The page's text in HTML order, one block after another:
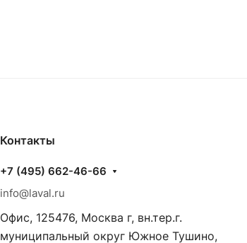
Контакты
+7 (495) 662-46-66
info@laval.ru
Офис, 125476, Москва г, вн.тер.г.
муниципальный округ Южное Тушино,